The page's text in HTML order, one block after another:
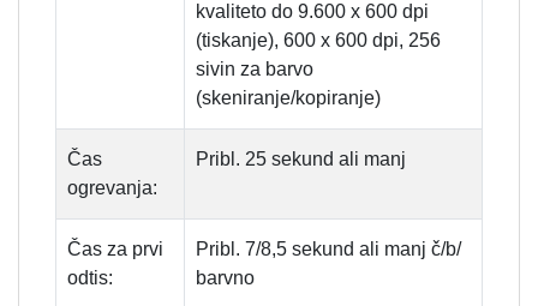
kvaliteto do 9.600 x 600 dpi
(tiskanje), 600 x 600 dpi, 256
sivin za barvo
(skeniranje/kopiranje)
Čas
ogrevanja:
Pribl. 25 sekund ali manj
Čas za prvi
odtis:
Pribl. 7/8,5 sekund ali manj č/b/
barvno